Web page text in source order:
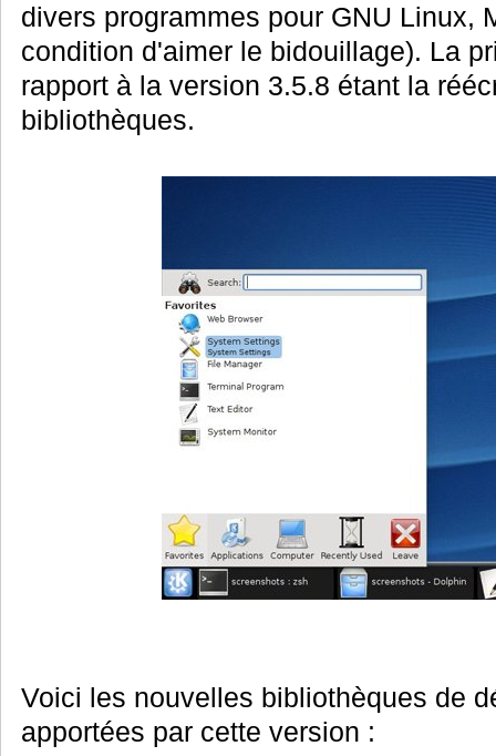
divers programmes pour GNU Linux,
condition d'aimer le bidouillage). La
rapport à la version 3.5.8 étant la
bibliothèques.
Voici les nouvelles bibliothèques de
apportées par cette version :